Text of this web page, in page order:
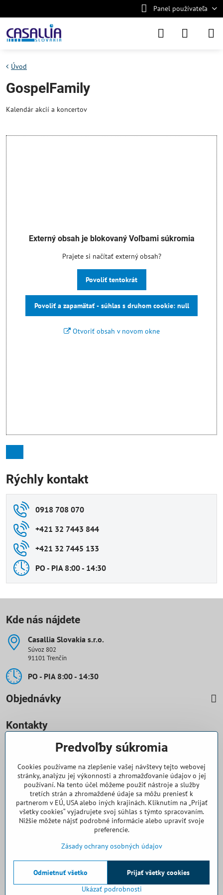
Panel používateľa
Úvod
GospelFamily
Kalendár akcií a koncertov
Externý obsah je blokovaný Voľbami súkromia
Prajete si načítať externý obsah?
Povoliť tentokrát
Povoliť a zapamätať - súhlas s druhom cookie: null
Otvoriť obsah v novom okne
Rýchly kontakt
0918 708 070
+421 32 7443 844
+421 32 7445 133
PO - PIA 8:00 - 14:30
Kde nás nájdete
Casallia Slovakia s​.r​.o​.
Súvoz 802
91101 Trenčín
PO - PIA 8:00 - 14:30
Objednávky
Kontakty
0918 708 070
objednavky​@casallia​.sk
+421 32 7443 844
+421 32 7445 133
Všetko k nákupu
©
Copyright
Predvoľby súkromiaZásady ochrany osobných údajov
Predvoľby súkromia
Cookies používame na zlepšenie vašej návštevy tejto webovej
stránky, analýzu jej výkonnosti a zhromažďovanie údajov o jej
používaní. Na tento účel môžeme použiť nástroje a služby
tretích strán a zhromaždené údaje sa môžu preniesť k
partnerom v EÚ, USA alebo iných krajinách. Kliknutím na „Prijať
všetky cookies“ vyjadrujete svoj súhlas s týmto spracovaním.
Nižšie môžete nájsť podrobné informácie alebo upraviť svoje
preferencie.
Zásady ochrany osobných údajov
Ukázať podrobnosti
Prijať všetky cookies
Odmietnuť všetko